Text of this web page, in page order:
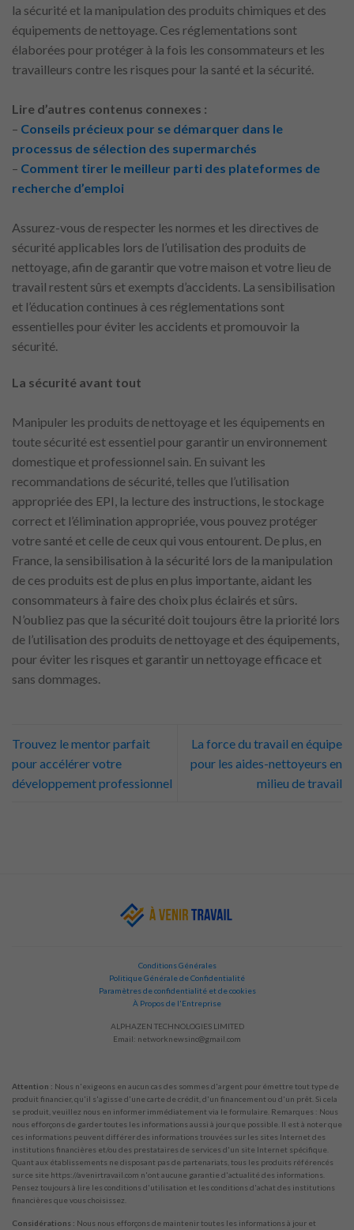
la sécurité et la manipulation des produits chimiques et des
équipements de nettoyage. Ces réglementations sont
élaborées pour protéger à la fois les consommateurs et les
travailleurs contre les risques pour la santé et la sécurité.
Lire d’autres contenus connexes :
– Conseils précieux pour se démarquer dans le
processus de sélection des supermarchés
– Comment tirer le meilleur parti des plateformes de
recherche d’emploi
Assurez-vous de respecter les normes et les directives de
sécurité applicables lors de l’utilisation des produits de
nettoyage, afin de garantir que votre maison et votre lieu de
travail restent sûrs et exempts d’accidents. La sensibilisation
et l’éducation continues à ces réglementations sont
essentielles pour éviter les accidents et promouvoir la
sécurité.
La sécurité avant tout
Manipuler les produits de nettoyage et les équipements en
toute sécurité est essentiel pour garantir un environnement
domestique et professionnel sain. En suivant les
recommandations de sécurité, telles que l’utilisation
appropriée des EPI, la lecture des instructions, le stockage
correct et l’élimination appropriée, vous pouvez protéger
votre santé et celle de ceux qui vous entourent. De plus, en
France, la sensibilisation à la sécurité lors de la manipulation
de ces produits est de plus en plus importante, aidant les
consommateurs à faire des choix plus éclairés et sûrs.
N’oubliez pas que la sécurité doit toujours être la priorité lors
de l’utilisation des produits de nettoyage et des équipements,
pour éviter les risques et garantir un nettoyage efficace et
sans dommages.
Trouvez le mentor parfait
pour accélérer votre
développement professionnel
La force du travail en équipe
pour les aides-nettoyeurs en
milieu de travail
Conditions Générales
Politique Générale de Confidentialité
Paramètres de confidentialité et de cookies
À Propos de l'Entreprise
ALPHAZEN TECHNOLOGIES LIMITED
Email: networknewsinc@gmail.com
Attention : Nous n'exigeons en aucun cas des sommes d'argent pour émettre tout type de
produit financier, qu'il s'agisse d'une carte de crédit, d'un financement ou d'un prêt. Si cela
se produit, veuillez nous en informer immédiatement via le formulaire. Remarques : Nous
nous efforçons de garder toutes les informations aussi à jour que possible. Il est à noter que
ces informations peuvent différer des informations trouvées sur les sites Internet des
institutions financières et/ou des prestataires de services d'un site Internet spécifique.
Quant aux établissements ne disposant pas de partenariats, tous les produits référencés
sur ce site https://avenirtravail.com n'ont aucune garantie d'actualité des informations.
Pensez toujours à lire les conditions d'utilisation et les conditions d'achat des institutions
financières que vous choisissez.
Considérations : Nous nous efforçons de maintenir toutes les informations à jour et